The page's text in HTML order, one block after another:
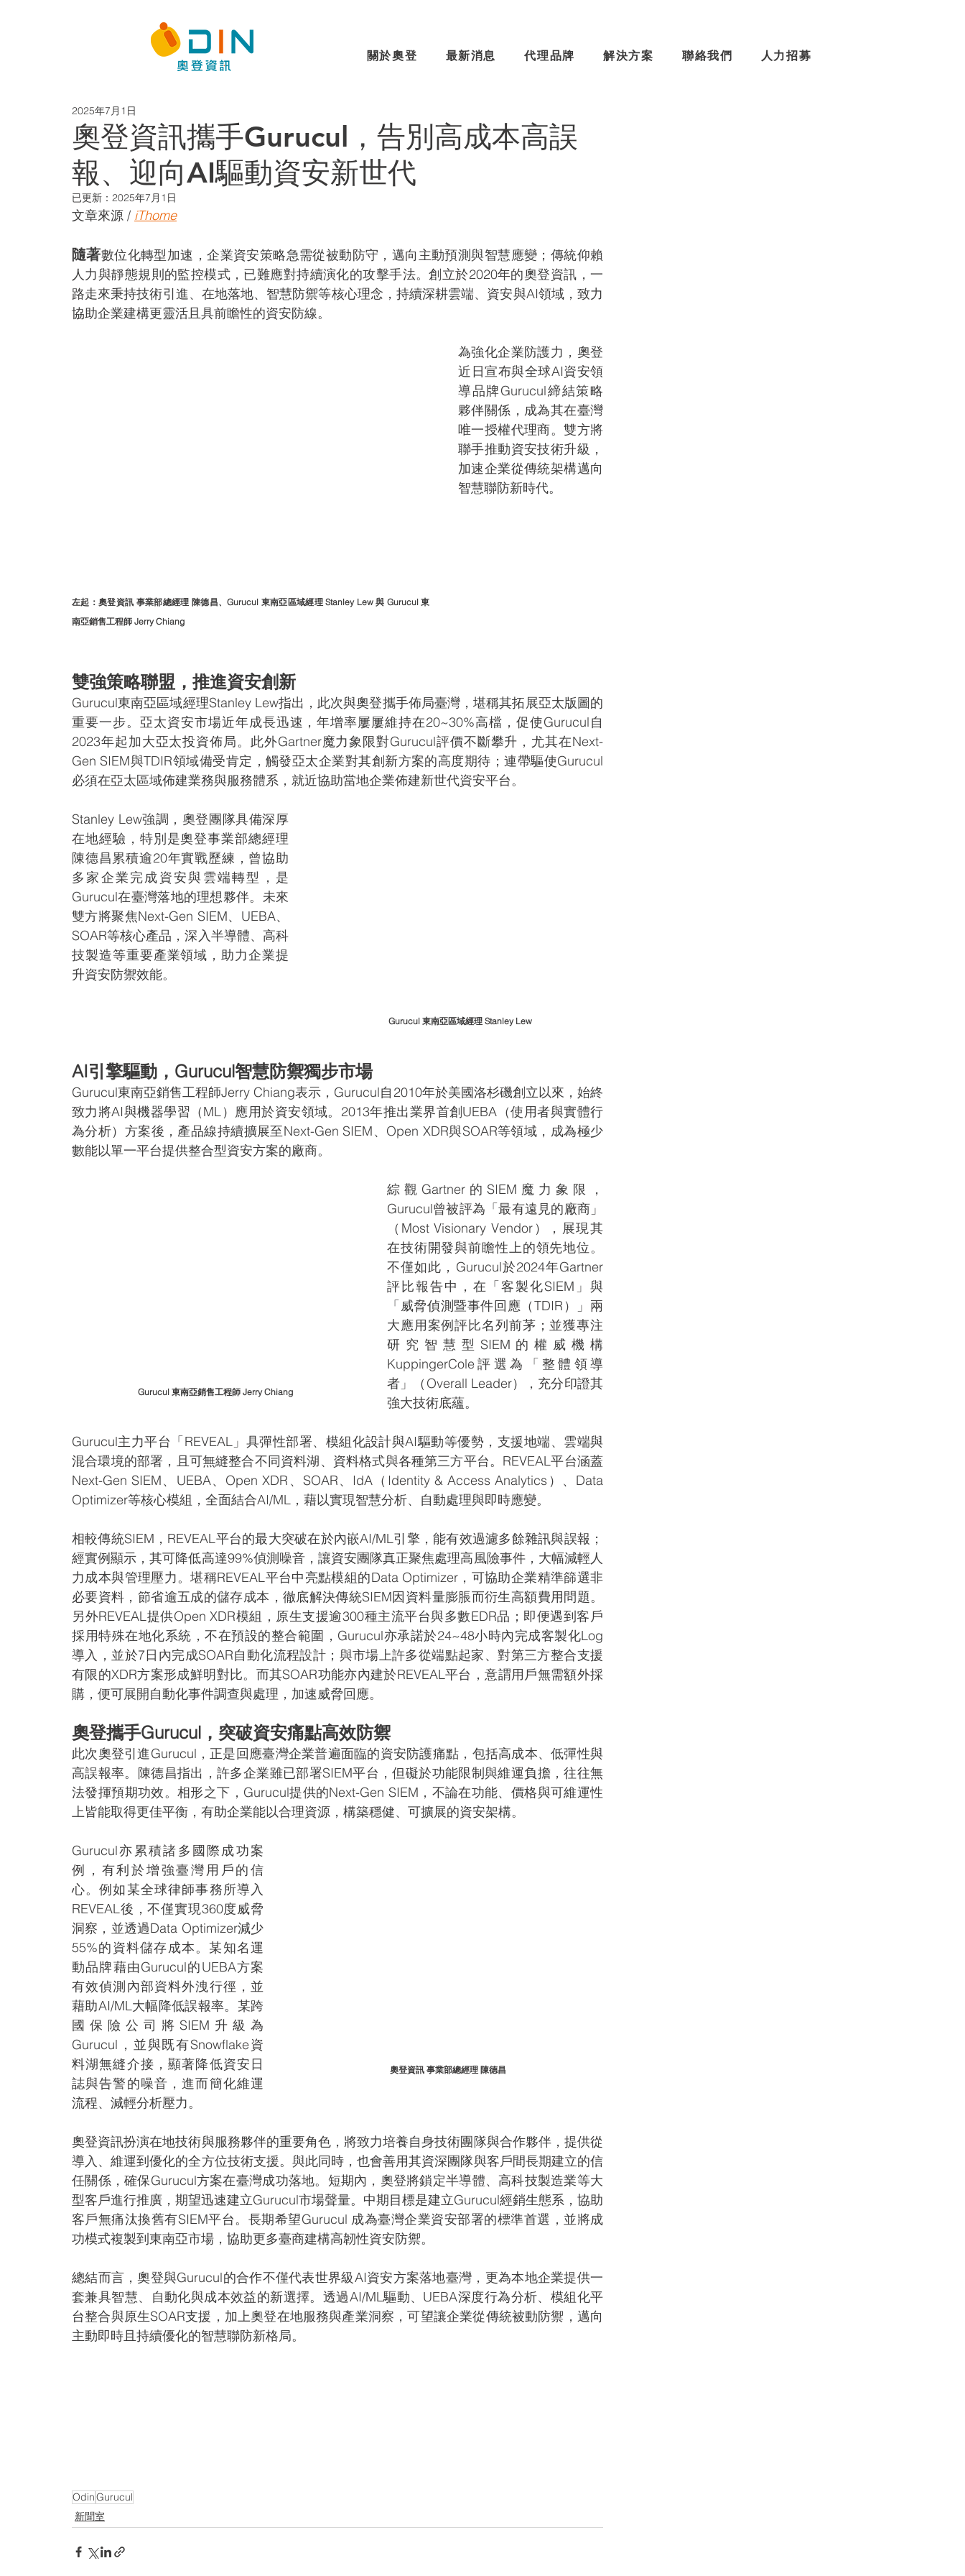
關於奧登 最新消息 代理品牌 解決方案 聯絡我們 人力招募
奧登資訊攜手Gurucul，告別高成本高誤
報、迎向AI驅動資安新世代
2025年7月1日
已更新： 2025年7月1日
文章來源 / iThome
隨著數位化轉型加速，企業資安策略急需從被動防守，邁向主動預測與智慧應變；傳統仰賴
人力與靜態規則的監控模式，已難應對持續演化的攻擊手法。創立於2020年的奧登資訊，一
路走來秉持技術引進、在地落地、智慧防禦等核心理念，持續深耕雲端、資安與AI領域，致力
協助企業建構更靈活且具前瞻性的資安防線。
左起：奧登資訊 事業部總經理 陳德昌、Gurucul 東南亞區域經理 Stanley Lew 與 Gurucul 東
南亞銷售工程師 Jerry Chiang
為強化企業防護力，奧登
近日宣布與全球AI資安領
導品牌Gurucul締結策略
夥伴關係，成為其在臺灣
唯一授權代理商。雙方將
聯手推動資安技術升級，
加速企業從傳統架構邁向
智慧聯防新時代。
雙強策略聯盟，推進資安創新
Gurucul東南亞區域經理Stanley Lew指出，此次與奧登攜手佈局臺灣，堪稱其拓展亞太版圖的
重要一步。亞太資安市場近年成長迅速，年增率屢屢維持在20~30%高檔，促使Gurucul自
2023年起加大亞太投資佈局。此外Gartner魔力象限對Gurucul評價不斷攀升，尤其在Next-
Gen SIEM與TDIR領域備受肯定，觸發亞太企業對其創新方案的高度期待；連帶驅使Gurucul
必須在亞太區域佈建業務與服務體系，就近協助當地企業佈建新世代資安平台。
Gurucul 東南亞區域經理 Stanley Lew
Stanley Lew強調，奧登團隊具備深厚
在地經驗，特別是奧登事業部總經理
陳德昌累積逾20年實戰歷練，曾協助
多家企業完成資安與雲端轉型，是
Gurucul在臺灣落地的理想夥伴。未來
雙方將聚焦Next-Gen SIEM、UEBA、
SOAR等核心產品，深入半導體、高科
技製造等重要產業領域，助力企業提
升資安防禦效能。
AI引擎驅動，Gurucul智慧防禦獨步市場
Gurucul東南亞銷售工程師Jerry Chiang表示，Gurucul自2010年於美國洛杉磯創立以來，始終
致力將AI與機器學習（ML）應用於資安領域。2013年推出業界首創UEBA（使用者與實體行
為分析）方案後，產品線持續擴展至Next-Gen SIEM、Open XDR與SOAR等領域，成為極少
數能以單一平台提供整合型資安方案的廠商。
Gurucul 東南亞銷售工程師 Jerry Chiang
綜觀Gartner的SIEM魔力象限，
Gurucul曾被評為「最有遠見的廠商」
（Most Visionary Vendor），展現其
在技術開發與前瞻性上的領先地位。
不僅如此，Gurucul於2024年Gartner
評比報告中，在「客製化SIEM」與
「威脅偵測暨事件回應（TDIR）」兩
大應用案例評比名列前茅；並獲專注
研究智慧型SIEM的權威機構
KuppingerCole評選為「整體領導
者」（Overall Leader），充分印證其
強大技術底蘊。
Gurucul主力平台「REVEAL」具彈性部署、模組化設計與AI驅動等優勢，支援地端、雲端與
混合環境的部署，且可無縫整合不同資料湖、資料格式與各種第三方平台。REVEAL平台涵蓋
Next-Gen SIEM、UEBA、Open XDR、SOAR、IdA（Identity & Access Analytics）、Data
Optimizer等核心模組，全面結合AI/ML，藉以實現智慧分析、自動處理與即時應變。
相較傳統SIEM，REVEAL平台的最大突破在於內嵌AI/ML引擎，能有效過濾多餘雜訊與誤報；
經實例顯示，其可降低高達99%偵測噪音，讓資安團隊真正聚焦處理高風險事件，大幅減輕人
力成本與管理壓力。堪稱REVEAL平台中亮點模組的Data Optimizer，可協助企業精準篩選非
必要資料，節省逾五成的儲存成本，徹底解決傳統SIEM因資料量膨脹而衍生高額費用問題。
另外REVEAL提供Open XDR模組，原生支援逾300種主流平台與多數EDR品；即便遇到客戶
採用特殊在地化系統，不在預設的整合範圍，Gurucul亦承諾於24~48小時內完成客製化Log
導入，並於7日內完成SOAR自動化流程設計；與市場上許多從端點起家、對第三方整合支援
有限的XDR方案形成鮮明對比。而其SOAR功能亦內建於REVEAL平台，意謂用戶無需額外採
購，便可展開自動化事件調查與處理，加速威脅回應。
奧登攜手Gurucul，突破資安痛點高效防禦
此次奧登引進Gurucul，正是回應臺灣企業普遍面臨的資安防護痛點，包括高成本、低彈性與
高誤報率。陳德昌指出，許多企業雖已部署SIEM平台，但礙於功能限制與維運負擔，往往無
法發揮預期功效。相形之下，Gurucul提供的Next-Gen SIEM，不論在功能、價格與可維運性
上皆能取得更佳平衡，有助企業能以合理資源，構築穩健、可擴展的資安架構。
奧登資訊 事業部總經理 陳德昌
Gurucul亦累積諸多國際成功案
例，有利於增強臺灣用戶的信
心。例如某全球律師事務所導入
REVEAL後，不僅實現360度威脅
洞察，並透過Data Optimizer減少
55%的資料儲存成本。某知名運
動品牌藉由Gurucul的UEBA方案
有效偵測內部資料外洩行徑，並
藉助AI/ML大幅降低誤報率。某跨
國保險公司將SIEM升級為
Gurucul，並與既有Snowflake資
料湖無縫介接，顯著降低資安日
誌與告警的噪音，進而簡化維運
流程、減輕分析壓力。
奧登資訊扮演在地技術與服務夥伴的重要角色，將致力培養自身技術團隊與合作夥伴，提供從
導入、維運到優化的全方位技術支援。與此同時，也會善用其資深團隊與客戶間長期建立的信
任關係，確保Gurucul方案在臺灣成功落地。短期內，奧登將鎖定半導體、高科技製造業等大
型客戶進行推廣，期望迅速建立Gurucul市場聲量。中期目標是建立Gurucul經銷生態系，協助
客戶無痛汰換舊有SIEM平台。長期希望Gurucul 成為臺灣企業資安部署的標準首選，並將成
功模式複製到東南亞市場，協助更多臺商建構高韌性資安防禦。
總結而言，奧登與Gurucul的合作不僅代表世界級AI資安方案落地臺灣，更為本地企業提供一
套兼具智慧、自動化與成本效益的新選擇。透過AI/ML驅動、UEBA深度行為分析、模組化平
台整合與原生SOAR支援，加上奧登在地服務與產業洞察，可望讓企業從傳統被動防禦，邁向
主動即時且持續優化的智慧聯防新格局。
OdinGurucul
新聞室